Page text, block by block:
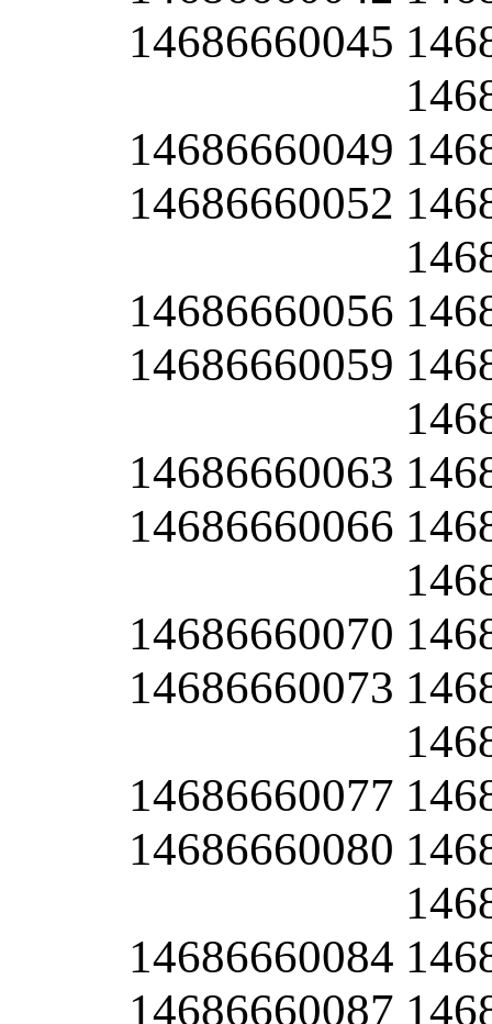
14686660045
14686660049
14686660052
14686660056
14686660059
14686660063
14686660066
14686660070
14686660073
14686660077
14686660080
14686660084
14686660087